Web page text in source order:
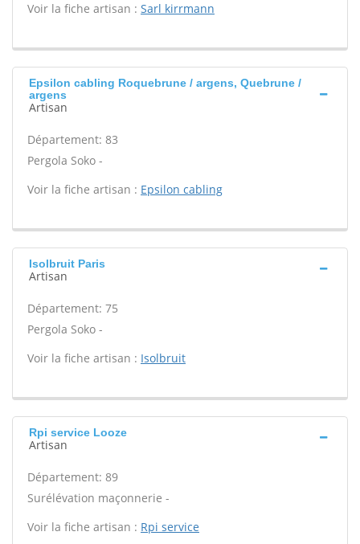
Voir la fiche artisan : Sarl kirrmann
Epsilon cabling Roquebrune / argens, Quebrune /
argens
Artisan
Département: 83
Pergola Soko -
Voir la fiche artisan : Epsilon cabling
Isolbruit Paris
Artisan
Département: 75
Pergola Soko -
Voir la fiche artisan : Isolbruit
Rpi service Looze
Artisan
Département: 89
Surélévation maçonnerie -
Voir la fiche artisan : Rpi service